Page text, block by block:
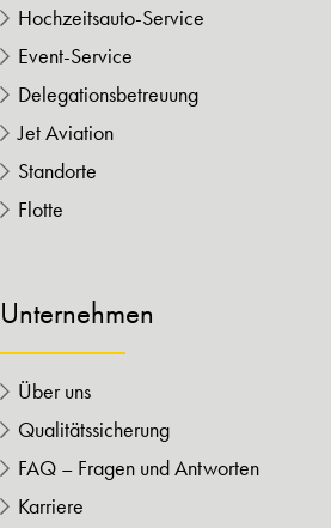
Hochzeitsauto-Service
Event-Service
Delegationsbetreuung
Jet Aviation
Standorte
Flotte
Unternehmen
Über uns
Qualitätssicherung
FAQ – Fragen und Antworten
Karriere